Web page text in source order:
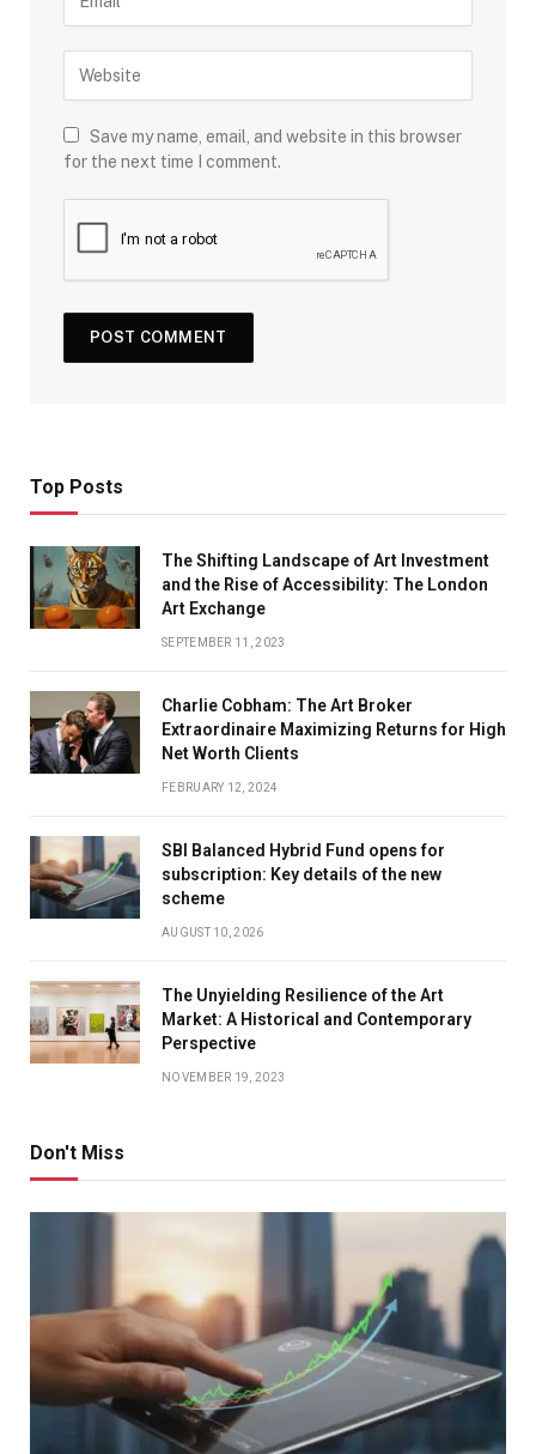
Save my name, email, and website in this browser
for the next time I comment.
Top Posts
The Shifting Landscape of Art Investment
and the Rise of Accessibility: The London
Art Exchange
SEPTEMBER 11, 2023
Charlie Cobham: The Art Broker
Extraordinaire Maximizing Returns for High
Net Worth Clients
FEBRUARY 12, 2024
SBI Balanced Hybrid Fund opens for
subscription: Key details of the new
scheme
AUGUST 10, 2026
The Unyielding Resilience of the Art
Market: A Historical and Contemporary
Perspective
NOVEMBER 19, 2023
Don't Miss